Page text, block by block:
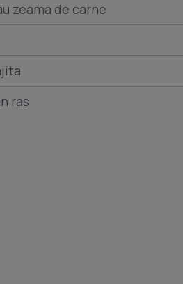
zeama de carne
ras